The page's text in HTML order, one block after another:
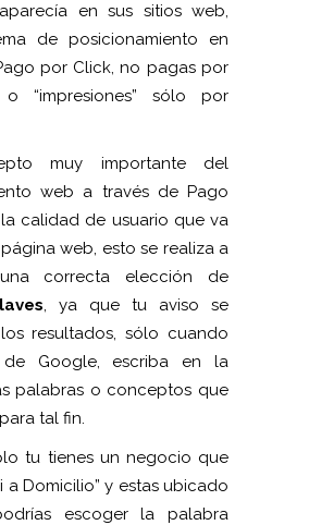
en sus sitios web,
de posicionamiento en
por Click, no pagas por
o “impresiones” sólo por
muy importante del
web a través de Pago
calidad de usuario que va
web, esto se realiza a
correcta elección de
, ya que tu aviso se
resultados, sólo cuando
Google, escriba en la
palabras o conceptos que
tal fin.
tu tienes un negocio que
a Domicilio” y estas ubicado
escoger la palabra